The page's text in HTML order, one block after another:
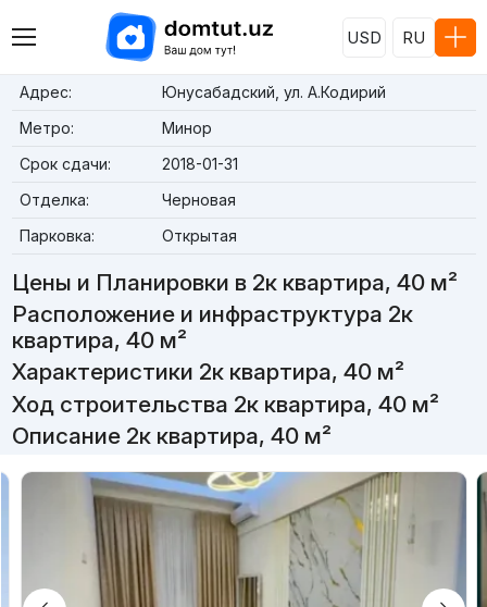
USD RU
Адрес:
Юнусабадский, ул. А.Кодирий
Метро:
Минор
Срок сдачи:
2018-01-31
Отделка:
Черновая
Парковка:
Открытая
Цены и Планировки в 2к квартира, 40 м²
Расположение и инфраструктура 2к
квартира, 40 м²
Характеристики 2к квартира, 40 м²
Ход строительства 2к квартира, 40 м²
Описание 2к квартира, 40 м²